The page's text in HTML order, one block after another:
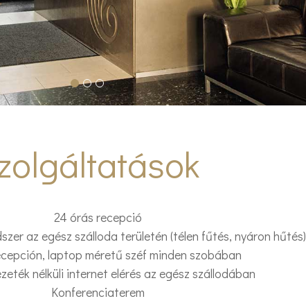
23 27 28 29
30
Felnőttek
24 órás recepció
az egész szálloda területén (télen fűtés, nyáron hűtés)
laptop méretű széf minden szobában
nélküli internet elérés az egész szállodában
Konferenciaterem